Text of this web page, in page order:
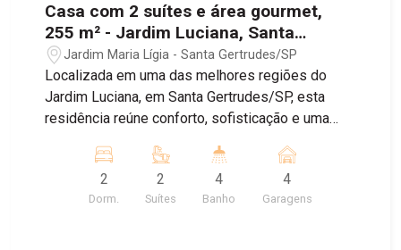
Casa com 2 suítes e área gourmet,
255 m² - Jardim Luciana, Santa
Gertrudes/SP
Jardim Maria Lígia - Santa Gertrudes/SP
Localizada em uma das melhores regiões do
Jardim Luciana, em Santa Gertrudes/SP, esta
residência reúne conforto, sofisticação e uma
de vida. O imóvel foi projetado com acabamentos
de excelente padrão, oferecendo ambientes
amplos, funcionais e prontos para receber sua
2
Dorm.
2
Suítes
4
Banho
4
Garagens